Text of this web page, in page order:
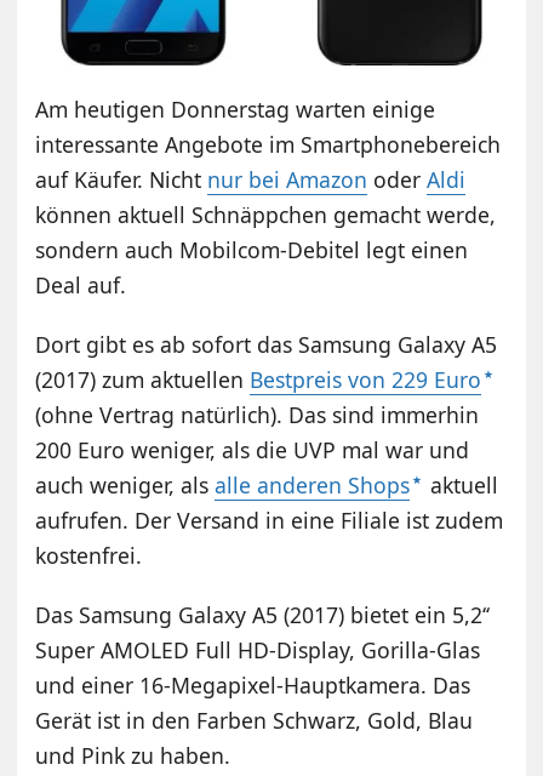
Am heutigen Donnerstag warten einige
interessante Angebote im Smartphonebereich
auf Käufer. Nicht nur bei Amazon oderAldi
können aktuell Schnäppchen gemacht werde,
sondern auch Mobilcom-Debitel legt einen
Deal auf.
Dort gibt es ab sofort das Samsung Galaxy A5
(2017) zum aktuellen Bestpreis von 229 Euro
(ohne Vertrag natürlich). Das sind immerhin
200 Euro weniger, als die UVP mal war und
auch weniger, alsalle anderen Shops
aktuell
aufrufen. Der Versand in eine Filiale ist zudem
kostenfrei.
Das Samsung Galaxy A5 (2017) bietet ein 5,2‘‘
Super AMOLED Full HD-Display, Gorilla-Glas
und einer 16-Megapixel-Hauptkamera. Das
Gerät ist in den Farben Schwarz, Gold, Blau
und Pink zu haben.